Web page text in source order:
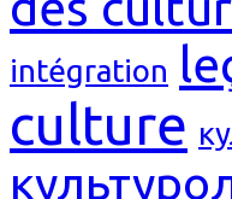
intégration
culture